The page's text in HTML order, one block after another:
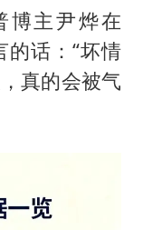
博主尹烨在
的话：“坏情
真的会被气